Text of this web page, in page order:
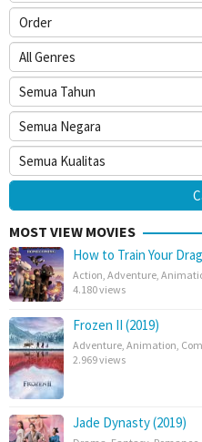
MOST VIEW MOVIES
How to Train Your
Action Adventure
4.180 views
Frozen II (2019)
Adventure Animation
2.969 views
Jade Dynasty (2019)